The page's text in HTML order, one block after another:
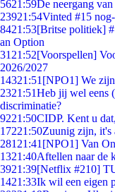
5621:59De neergang
23921:54Vinted #15
8421:53[Britse politiek]
an Option
31 21:52[Voorspellen]
2026/2027
14321:51 [NPO1] We
2321:51Heb jij wel eens
discriminatie?
9221:50CIDP. Kent u
17221:50Zuunig zijn, it's
281 21:41 [NPO1] Van
1321:40Aftellen naar de
3921:39[Netflix #210]
1421:33Ik wil een eigen